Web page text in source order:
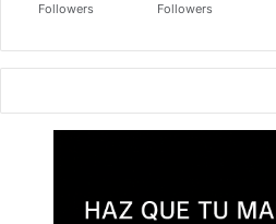
Followers Followers